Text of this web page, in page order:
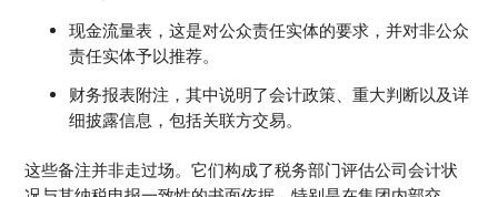
现金流量表，这是对公众责任实体的要求，并对非公众
责任实体予以推荐。
财务报表附注，其中说明了会计政策、重大判断以及详
细披露信息，包括关联方交易。
这些备注并非走过场。它们构成了税务部门评估公司会计状